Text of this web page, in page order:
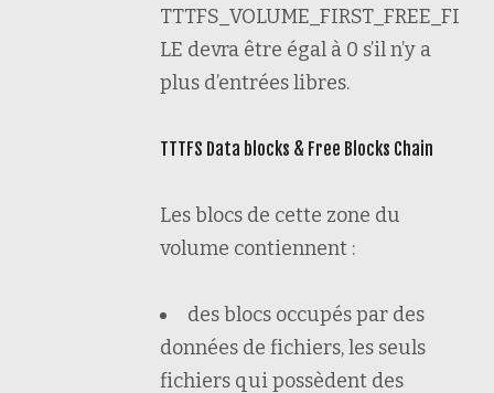
TTTFS_VOLUME_FIRST_FREE_FI
LE devra être égal à 0 s’il n’y a
plus d’entrées libres.
TTTFS Data blocks & Free Blocks Chain
Les blocs de cette zone du
volume contiennent :
des blocs occupés par des
données de fichiers, les seuls
fichiers qui possèdent des